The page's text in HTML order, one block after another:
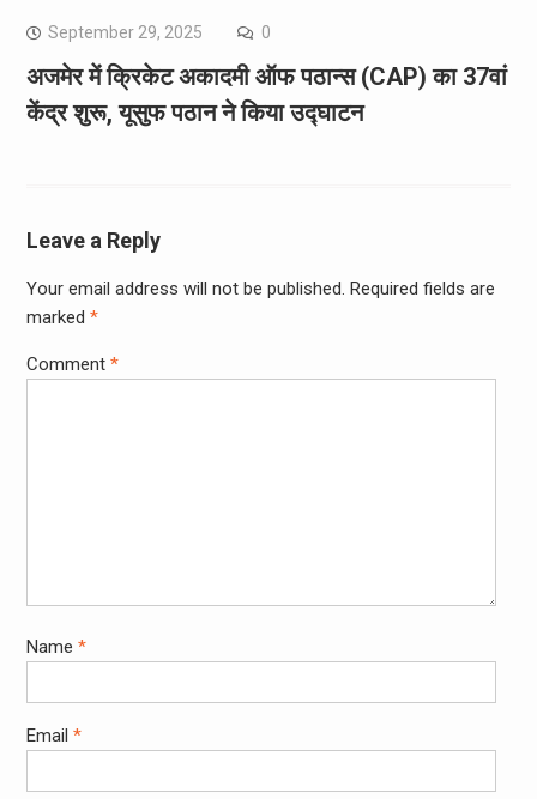
September 29, 2025 0
अजमेर में क्रिकेट अकादमी ऑफ पठान्स (CAP) का 37वां
केंद्र शुरू, यूसुफ पठान ने किया उद्घाटन
Leave a Reply
Your email address will not be published. Required fields are
marked *
Comment *
Name *
Email *